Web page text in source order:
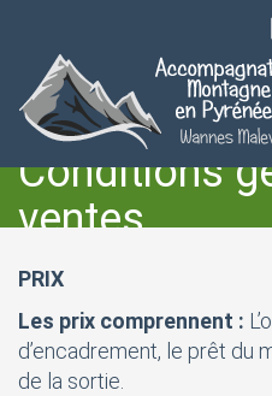
Conditions
ventes
PRIX
Les prix comprennent :
d’encadrement, le prêt du
de la sortie.